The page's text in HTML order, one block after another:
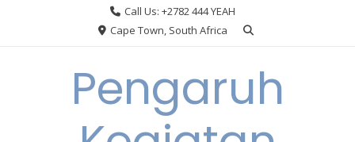
Call Us: +2782 444 YEAH
Cape Town, South Africa
Pengaruh